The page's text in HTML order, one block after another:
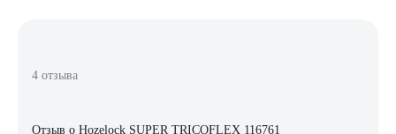
4 отзыва
Отзыв о Hozelock SUPER TRICOFLEX 116761